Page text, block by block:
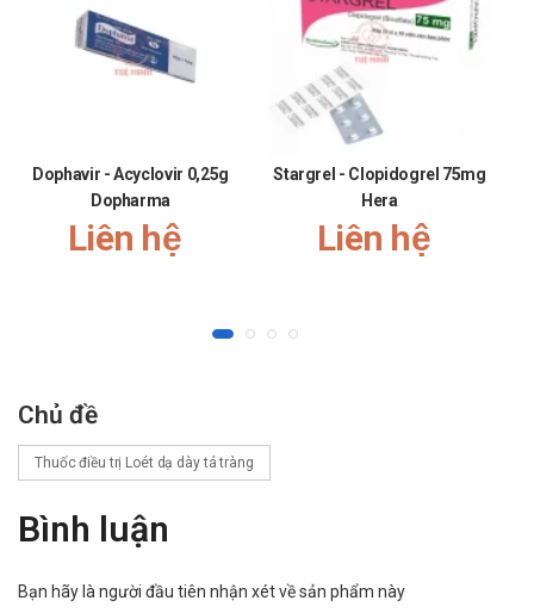
dụng tương tự với Solimax 20 capsule:
Esomeprazol 40mg Khapharco
Esomeprazol azevedos
Esomeprazole EG 40mg pyme
Đóng gói: Hộp 2 vỉ x 14 viên.
Dophavir - Acyclovir 0,25g
Dopharma
Liên hệ
Stargrel - Clopidogrel 75mg
Hera
Liên hệ
Chủ đề
Thuốc điều trị Loét dạ dày tá tràng
Bình luận
Bạn hãy là người đầu tiên nhận xét về sản phẩm này